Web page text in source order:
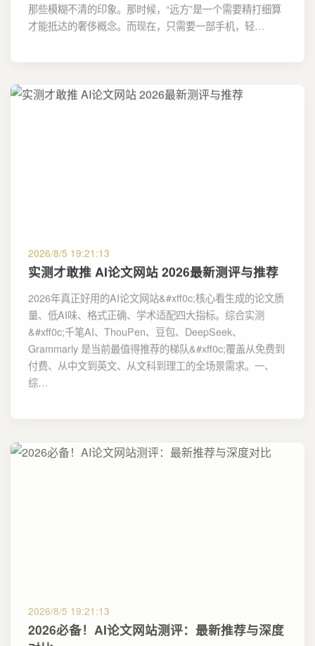
那些模糊不清的印象。那时候，“远方”是一个需要精打细算
才能抵达的奢侈概念。而现在，只需要一部手机，轻…
2026/8/5 19:21:13
实测才敢推 AI论文网站 2026最新测评与推荐
2026年真正好用的AI论文网站&#xff0c;核心看生成的论文质
量、低AI味、格式正确、学术适配四大指标。综合实测
&#xff0c;千笔AI、ThouPen、豆包、DeepSeek、
Grammarly 是当前最值得推荐的梯队&#xff0c;覆盖从免费到
付费、从中文到英文、从文科到理工的全场景需求。一、
综…
2026/8/5 19:21:13
2026必备！AI论文网站测评：最新推荐与深度